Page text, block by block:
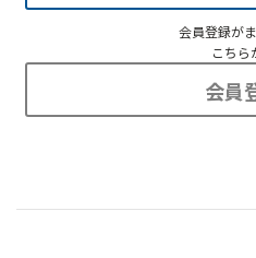
会員登録が
こちら
会員